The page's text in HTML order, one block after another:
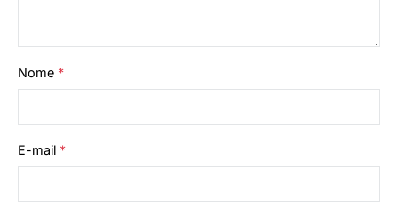
Nome *
E-mail *